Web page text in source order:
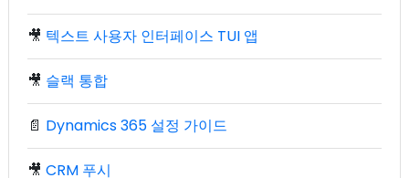
🎥 텍스트 사용자 인터페이스 TUI 앱
🎥 슬랙 통합
📄 Dynamics 365 설정 가이드
🎥 CRM 푸시